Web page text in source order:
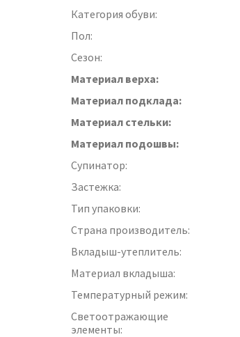
Категория обуви:
Пол:
Сезон:
Материал верха:
Материал подклада:
Материал стельки:
Материал подошвы:
Супинатор:
Застежка:
Тип упаковки:
Страна производитель:
Вкладыш-утеплитель:
Материал вкладыша:
Температурный режим:
Светоотражающие
элементы: